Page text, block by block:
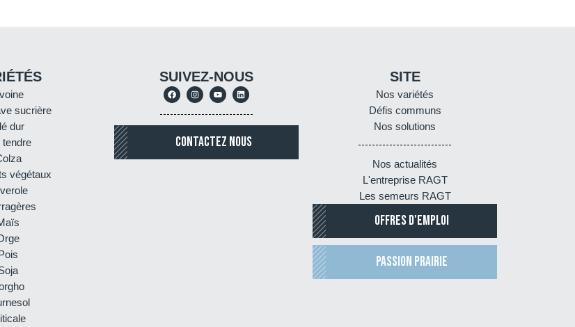
sucrière
dur
tendre
végétaux
SUIVEZ-NOUS
CONTACTEZ NOUS
SITE
Nos variétés
Défis communs
Nos solutions
Nos actualités
L'entreprise RAGT
Les semeurs RAGT
OFFRES D'EMPLOI
PASSION PRAIRIE